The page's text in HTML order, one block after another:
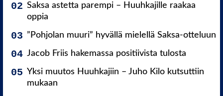
Saksa astetta parempi – Huuhkajille raakaa
oppia
”Pohjolan muuri” hyvällä mielellä Saksa-otteluun
Jacob Friis hakemassa positiivista tulosta
Yksi muutos Huuhkajiin – Juho Kilo kutsuttiin
mukaan